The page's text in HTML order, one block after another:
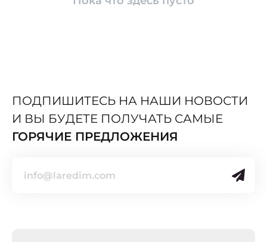
ПОДПИШИТЕСЬ НА НАШИ НОВОСТИ
И ВЫ БУДЕТЕ ПОЛУЧАТЬ САМЫЕ
ГОРЯЧИЕ ПРЕДЛОЖЕНИЯ